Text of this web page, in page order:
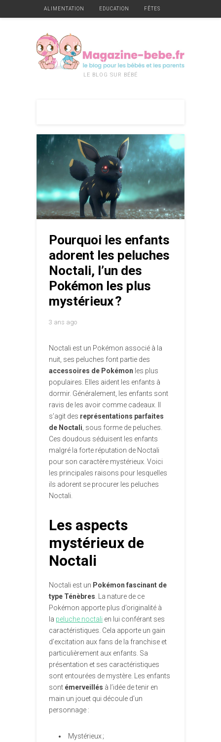
ALIMENTATION EDUCATION FÊTES
JEUX MATÉRIEL
NAISSANCE VÊTEMENTS
LE BLOG SUR BÉBÉ
Pourquoi les enfants
adorent les peluches
Noctali, l’un des
Pokémon les plus
mystérieux ?
3 ans ago
Noctali est un Pokémon associé à la
nuit, ses peluches font partie des
accessoires de Pokémon les plus
populaires. Elles aident les enfants à
dormir. Généralement, les enfants sont
ravis de les avoir comme cadeaux. Il
s’agit des représentations parfaites
de Noctali, sous forme de peluches.
Ces doudous séduisent les enfants
malgré la forte réputation de Noctali
pour son caractère mystérieux. Voici
les principales raisons pour lesquelles
ils adorent se procurer les peluches
Noctali.
Les aspects
mystérieux de
Noctali
Noctali est un Pokémon fascinant de
type Ténèbres. La nature de ce
Pokémon apporte plus d’originalité à
la peluche noctali en lui conférant ses
caractéristiques. Cela apporte un gain
d’excitation aux fans de la franchise et
particulièrement aux enfants. Sa
présentation et ses caractéristiques
sont entourées de mystère. Les enfants
sont émerveillés à l’idée de tenir en
main un jouet qui découle d’un
personnage :
Mystérieux ;